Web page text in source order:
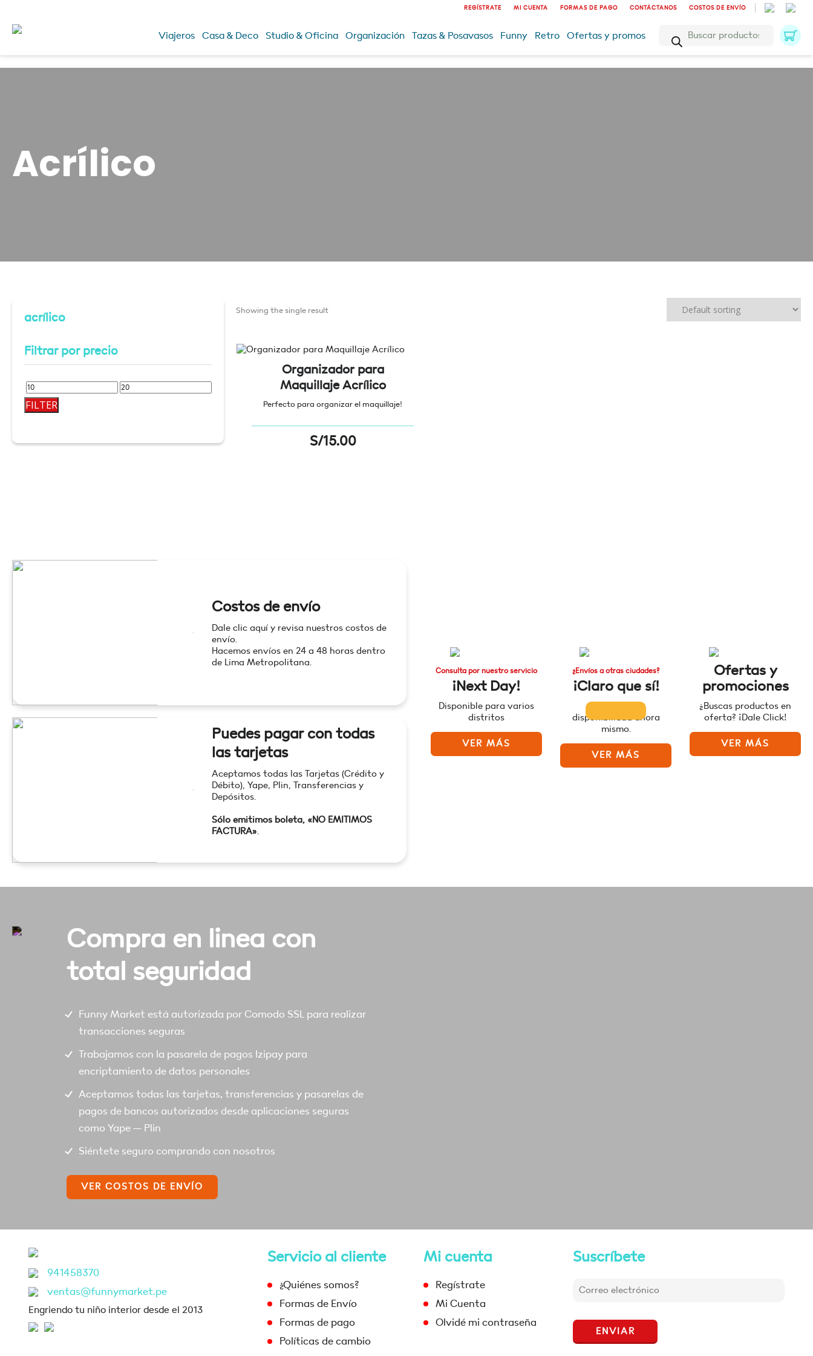
REGÍSTRATE MI CUENTA FORMAS DE PAGO CONTÁCTANOS COSTOS DE ENVÍO
Viajeros Casa & Deco Studio & Oficina Organización Tazas & Posavasos Funny Retro Ofertas y promos
Búsqueda
productos
Acrílico
acrílico
Filtrar por precio
Min
price
Max
FILTER
Showing the single result
Organizador para
Maquillaje Acrílico
Perfecto para organizar el maquillaje!
S/15.00
Costos de envío
Dale clic aquí y revisa nuestros costos de
envío.
Hacemos envíos en 24 a 48 horas dentro
de Lima Metropolitana.
Puedes pagar con todas
las tarjetas
Aceptamos todas las Tarjetas (Crédito y
Débito), Yape, Plin, Transferencias y
Depósitos.
Sólo emitimos boleta, «NO EMITIMOS
FACTURA».
Consulta por nuestro servicio
¡Next Day!
Disponible para varios
distritos
VER MÁS
¿Envíos a otras ciudades?
¡Claro que sí!
disponibilidad ahora
mismo.
VER MÁS
Ofertas y
promociones
¿Buscas productos en
oferta? ¡Dale Click!
VER MÁS
Compra en linea con
total seguridad
Funny Market está autorizada por Comodo SSL para realizar
transacciones seguras
Trabajamos con la pasarela de pagos Izipay para
encriptamiento de datos personales
Aceptamos todas las tarjetas, transferencias y pasarelas de
pagos de bancos autorizados desde aplicaciones seguras
como Yape – Plin
Siéntete seguro comprando con nosotros
VER COSTOS DE ENVÍO
941458370
ventas@funnymarket.pe
Engriendo tu niño interior desde el 2013
Servicio al cliente
¿Quiénes somos?
Formas de Envío
Formas de pago
Políticas de cambio
Mi cuenta
Regístrate
Mi Cuenta
Olvidé mi contraseña
Suscríbete
ENVIAR